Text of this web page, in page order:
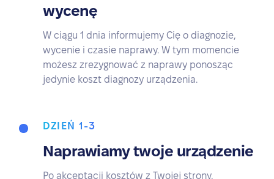
wycenę
W ciągu 1 dnia informujemy Cię o diagnozie,
wycenie i czasie naprawy. W tym momencie
możesz zrezygnować z naprawy ponosząc
jedynie koszt diagnozy urządzenia.
DZIEŃ 1-3
Naprawiamy twoje urządzenie
Po akceptacji kosztów z Twojej strony,